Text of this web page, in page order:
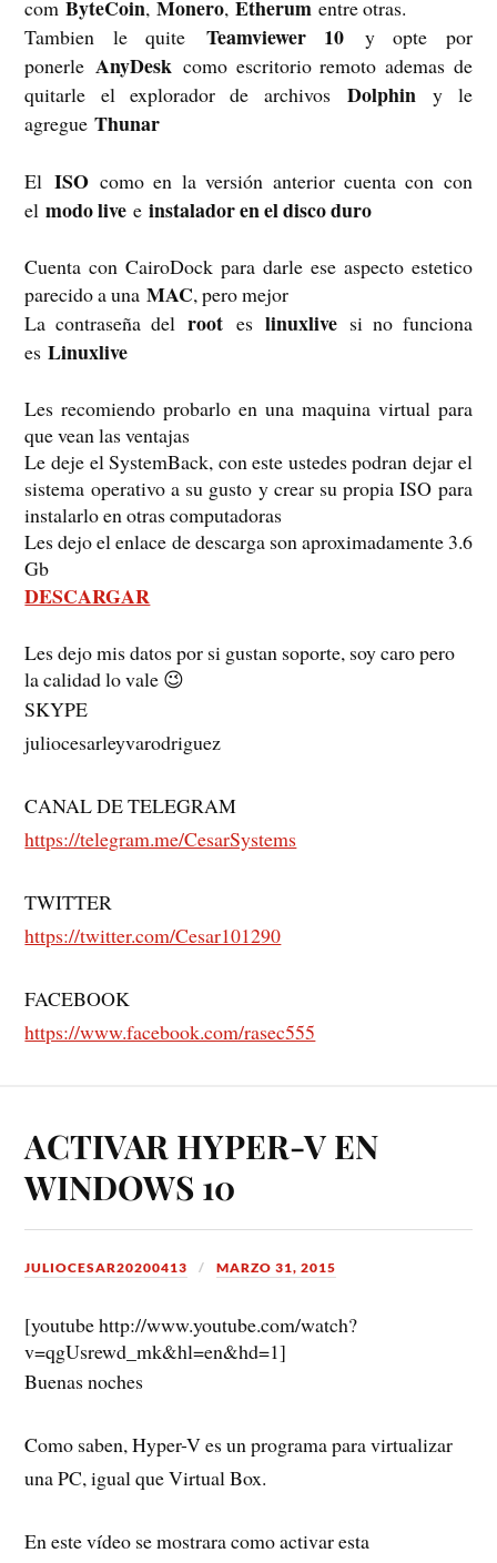
comByteCoin,Monero,Etherumentre otras.
Tambien le quite Teamviewer 10 y opte por
ponerleAnyDesk como escritorio remoto ademas de
quitarle el explorador de archivos Dolphiny le
agregueThunar
El ISOcomo en la versión anterior cuenta con con
elmodo live e instalador en el disco duro
Cuenta con CairoDock para darle ese aspecto estetico
parecido a unaMAC, pero mejor
La contraseña delroot es linuxlivesi no funciona
esLinuxlive
Les recomiendo probarlo en una maquina virtual para
que vean las ventajas
Le deje el SystemBack, con este ustedes podran dejar el
sistema operativo a su gusto y crear su propia ISO para
instalarlo en otras computadoras
Les dejo el enlace de descarga son aproximadamente 3.6
Gb
DESCARGAR
Les dejo mis datos por si gustan soporte, soy caro pero
la calidad lo vale 😉
SKYPE
juliocesarleyvarodriguez
CANAL DE TELEGRAM
https://telegram.me/CesarSystems
TWITTER
https://twitter.com/Cesar101290
FACEBOOK
https://www.facebook.com/rasec555
ACTIVAR HYPER-V EN
WINDOWS 10
JULIOCESAR20200413 MARZO 31, 2015
[youtube http://www.youtube.com/watch?
v=qgUsrewd_mk&hl=en&hd=1]
Buenas noches
Como saben, Hyper-V es un programa para virtualizar
una PC, igual que Virtual Box.
En este vídeo se mostrara como activar esta